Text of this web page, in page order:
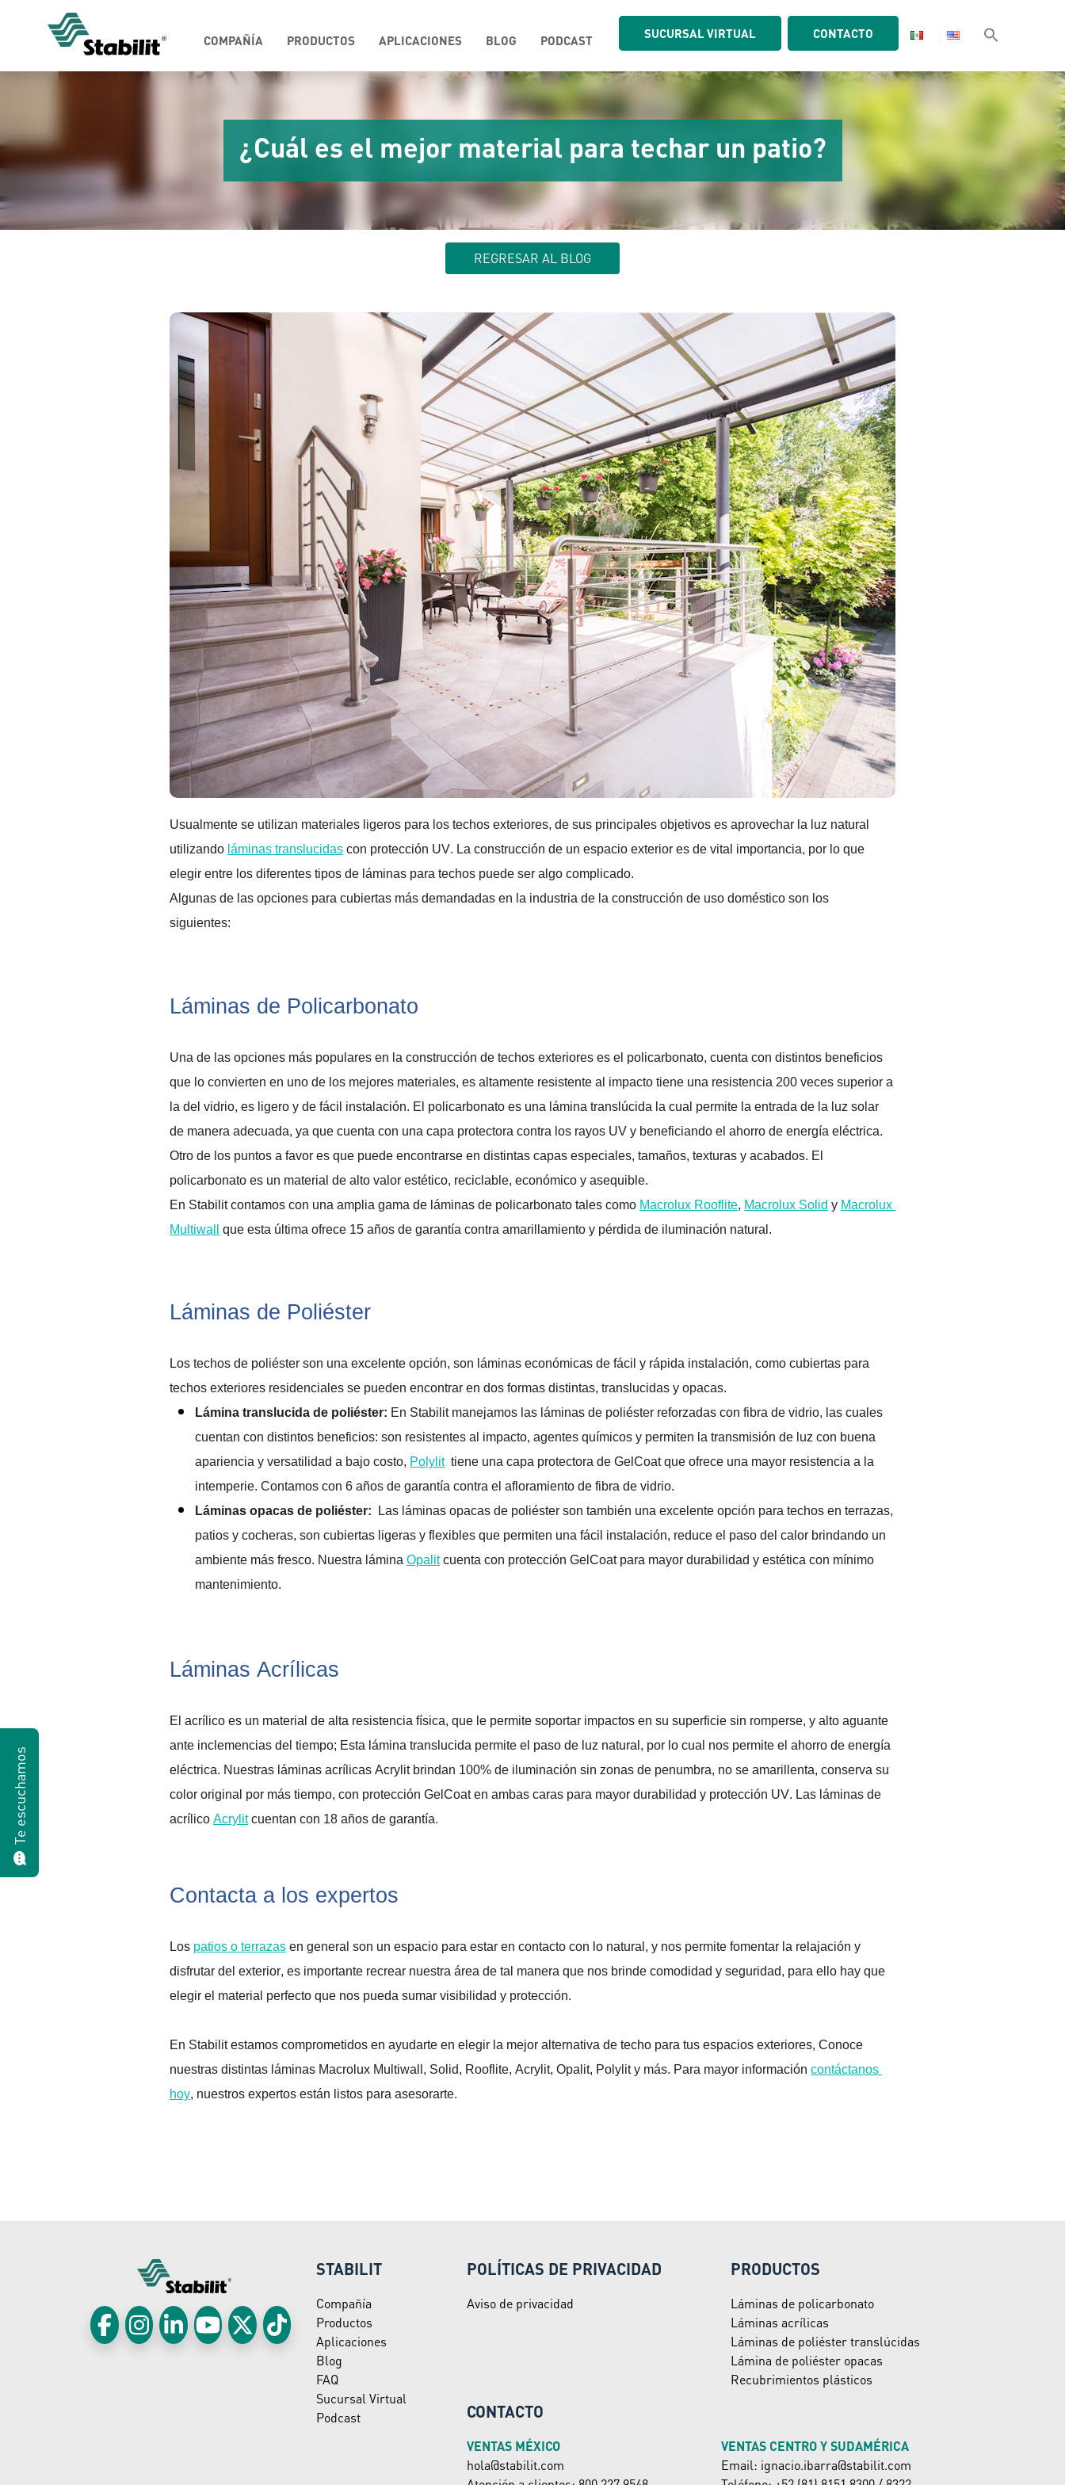
COMPAÑÍA PRODUCTOS APLICACIONES BLOG PODCAST SUCURSAL VIRTUAL CONTACTO
¿Cuál es el mejor material para techar un patio?
REGRESAR AL BLOG
Usualmente se utilizan materiales ligeros para los techos exteriores, de sus principales objetivos es aprovechar la luz natural
utilizando láminas translucidas con protección UV. La construcción de un espacio exterior es de vital importancia, por lo que
elegir entre los diferentes tipos de láminas para techos puede ser algo complicado.
Algunas de l as opciones para cubiertas más demandadas en la industria de la construcción de uso doméstico son los
siguientes:
Láminas de Policarbonato
Una de las opciones más populares en la construcción de techos exteriores es el policarbonato, cuenta con distintos beneficios
que lo convierten en uno de los mejores materiales, es altamente resistente al impacto tiene una resistencia 200 veces superior a
la del vidrio, es ligero y de fácil instalación. El policarbonato es una lámina translúcida la cual permite la entrada de la luz solar
de manera adecuada, ya que cuenta con una capa protectora contra los rayos UV y beneficiando el ahorro de energía eléctrica.
Otro de los puntos a favor es que puede encontrarse en distintas capas especiales, tamaños, texturas y acabados. El
policarbonato es un material de alto valor estético, reciclable, económico y asequible.
En Stabilit contamos con una amplia gama de láminas de policarbonato tales como Macrolux Rooflite, Macrolux Solid y Macrolux
Multiwall
que esta última ofrece 15 años de garantía contra amarillamiento y pérdida de iluminación natural.
Láminas de Poliéster
Los techos de poliéster son una excelente opción, son láminas económicas de fácil y rápida instalación, como cubiertas para
techos exteriores residenciales se pueden encontrar en dos formas distintas, translucidas y opacas.
Lámina translucida de po liéster: En Stabilit manejamos las láminas de poliéster reforzadas con fibra de vidrio, las cuales
cuentan con distintos beneficios: son resistentes al impacto, agentes químicos y permiten la transmisión de luz con buena
apariencia y versatilidad a bajo costo, Polylit tiene una capa protectora de Gel Coat que ofrece una mayor resistencia a la
intemperie. Contamos con 6 años de garantía contra el afloramiento de fibra de vidrio.
Láminas opacas de poliéster:
Las láminas opacas de poliéster son también una excelente opción para techos en terrazas,
patios y cocheras, son cubiertas ligeras y flexibles que permiten una fácil instalación, reduce el paso del calor brindando un
ambiente más fresco. Nuestra l ámina Opalit cuenta con protección GelCoat para mayor durabilidad y estética con mínimo
mantenimiento.
Láminas Acrílicas
El acrílico es un material de alta resistencia física, que le permite soportar impactos en su superficie sin romperse, y alto aguante
ante inclemencias del tiempo; Esta lámina translucida permite el paso de luz natural, por lo cual nos permite el ahorro de energía
eléctrica. Nuestras láminas acrílicas Acrylit brindan 100% de iluminación sin zonas de penumbra, no se amarillenta, conserva su
color original por más tiempo, con protección GelCoat en ambas caras para mayor durabilidad y protección UV. Las láminas de
acrílico Acrylit cuentan con 18 años de garantía.
Contacta a los expertos
Los patios o terrazas en general son un espacio para estar en contacto con lo natural, y nos permite fomentar la relajación y
disfrutar del exterior, es importante recrear nuestra área de tal manera que nos brinde comodidad y seguridad, para ello
elegir el material perfecto que nos pueda sumar visibilidad y protección.
En Stabilit estamos comprometidos en ayudarte en elegir la mejor alternativa de techo para tus espacios exteriores, Conoce
nuestras distintas láminas Macrolux Multiwall , Solid, Rooflite, Acrylit, Opalit, Polylit y más. Para mayor información contáctanos
hoy, nuestros expertos están listos para asesorarte.
Te escuchamos
STABILIT
Compañía
Productos
Aplicaciones
Blog
FAQ
Sucursal Virtual
Podcast
POLÍTICAS DE PRIVACIDAD
Aviso de privacidad
PRODUCTOS
Láminas de policarbonato
Láminas acrílicas
Láminas de poliéster translúcidas
Lámina de poliéster opacas
Recubrimientos plásticos
CONTACTO
VENTAS MÉXICO
hola@stabilit.com
VENTAS CENTRO Y SUDAMÉRICA
Email: ignacio.ibarra@stabilit.com